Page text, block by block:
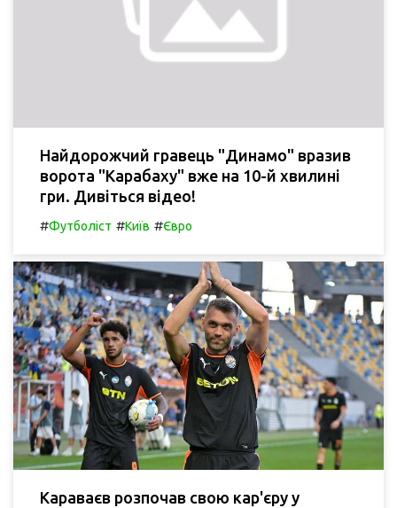
Найдорожчий гравець "Динамо" вразив
ворота "Карабаху" вже на 10-й хвилині
гри. Дивіться відео!
#Футболіст #Київ #Євро
Караваєв розпочав свою кар'єру у